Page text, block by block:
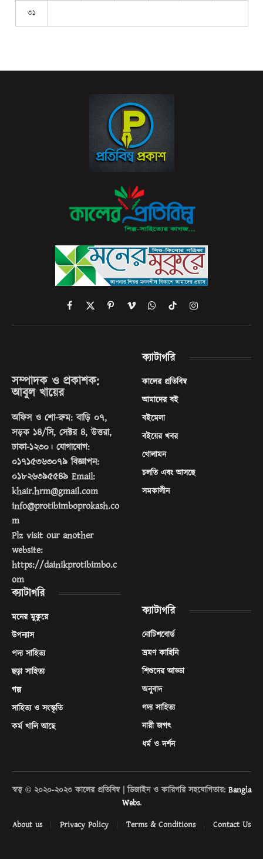
৩১
Facebook
X
(Twitter)
PinterestVimeoWhatsAppTikTokInstagram
সম্পাদক ও প্রকাশক:
আবুল খায়ের
অফিস ও শো-রুম: বাড়ি ০৭,
সড়ক ১৪/সি, সেক্টর ৪, উত্তরা,
ঢাকা-১২৩০। যোগাযোগ:
০১৭১৫৩৬৩০৭৯ বিজ্ঞাপন:
০১৮২৬৩৯৫৫৪৯ Email:
khair.hrm@gmail.com
info@protibimboprokash.co
m
Plz visit our another
website:
https://dainikprotibimbo.c
om
ক্যাটাগরি
কালের প্রতিবিম্ব
আমাদের বই
বইমেলা
বইয়ের খবর
খোলামন
চলতি এবং আসছে
সমকালীন
ক্যাটাগরি
মনের মুকুরে
উপন্যাস
পদ্য সাহিত্য
ছড়া সাহিত্য
গল্প
সাহিত্য ও সংস্কৃতি
কর্ম খালি আছে
ক্যাটাগরি
নোটিশবোর্ড
ভ্রমণ কাহিনি
শিশুদের আড্ডা
অনুবাদ
গদ্য সাহিত্য
নারী জগৎ
ধর্ম ও দর্শন
স্বত্ব © ২০২০-২০২৩ কালের প্রতিবিম্ব | ডিজাইন ও কারিগরি সহযোগিতায়: Bangla
Webs.
About us
Privacy Policy Terms & Conditions Contact Us